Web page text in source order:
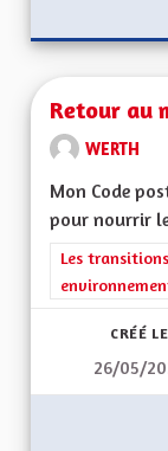
Retour au
WERTH
Mon Code
pour nourrir
Filtrer les
Les
CRÉÉ LE
26/05/